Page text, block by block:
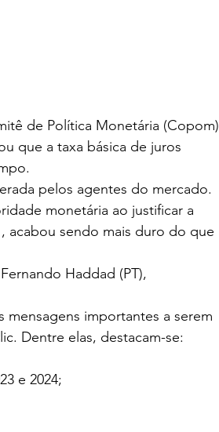
de Política Monetária (Copom)
que a taxa básica de juros
pelos agentes do mercado.
monetária ao justificar a
acabou sendo mais duro do que
Haddad (PT),
importantes a serem
Dentre elas, destacam-se:
e 2024;